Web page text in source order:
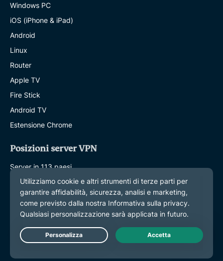
Windows PC
iOS (iPhone & iPad)
Android
Linux
Router
Apple TV
Fire Stick
Android TV
Estensione Chrome
Posizioni server VPN
Server in 113 paesi
VPN USA
VPN UK
VPN Canada
VPN Australia
Live Chat